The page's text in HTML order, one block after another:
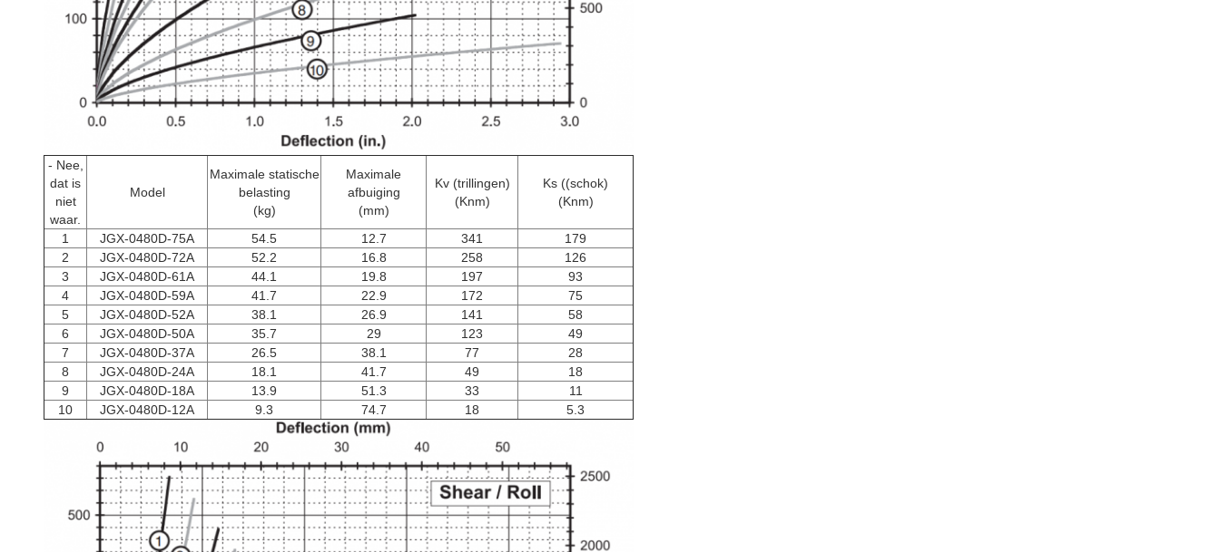
- Nee,
dat is
niet
waar.
Model
Maximale statische
belasting
(kg)
Maximale
afbuiging
(mm)
Kv (trillingen)
(Knm)
Ks ((schok)
(Knm)
1 JGX-0480D-75A 54.5 12.7 341
179
2
JGX-0480D-72A 52.2 16.8 258
126
3
JGX-0480D-61A 44.1 19.8 197
93
4
JGX-0480D-59A 41.7 22.9 172
75
5
JGX-0480D-52A 38.1 26.9 141
58
6
JGX-0480D-50A 35.7 29 123
49
7
JGX-0480D-37A 26.5 38.1 77
28
8
JGX-0480D-24A 18.1 41.7 49
18
9
JGX-0480D-18A 13.9 51.3 33
11
10
JGX-0480D-12A 9.3 74.7 18 5.3